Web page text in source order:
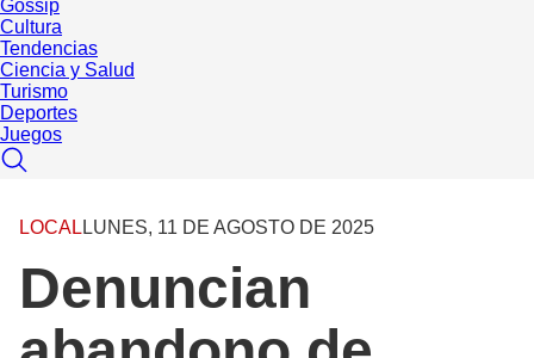
Gossip
Cultura
Tendencias
Ciencia y Salud
Turismo
Deportes
Juegos
LOCAL LUNES, 11 DE AGOSTO DE 2025
Denuncian